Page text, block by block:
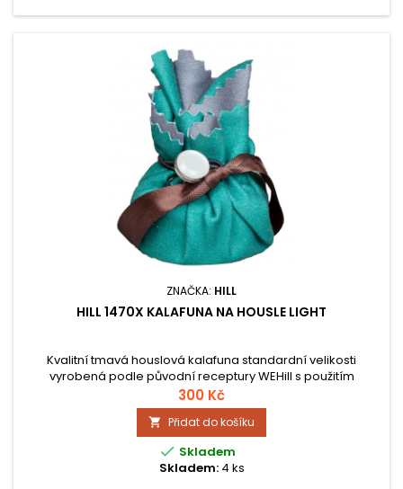
ZNAČKA: HILL
HILL 1470X KALAFUNA NA HOUSLE LIGHT
Kvalitní tmavá houslová kalafuna standardní velikosti
vyrobená podle původní receptury WEHill s použitím
jedinečné směsi olejů a pryskyřic. Tvar kalafuny je kulatý a
kalafuna je balena v sametové látce.
300 Kč
 Přidat do košíku
 Skladem
Skladem: 4 ks